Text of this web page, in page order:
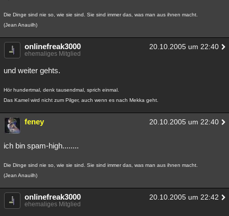
Die Dinge sind nie so, wie sie sind. Sie sind immer das, was man aus ihnen macht.
(Jean Anauilh)
onlinefreak3000 20.10.2005 um 22:40
ehemaliges Mitglied
und weiter gehts.
Hör hundertmal, denk tausendmal, sprich einmal.
Das Kamel wird nicht zum Pilger, auch wenn es nach Mekka geht.
feney 20.10.2005 um 22:40
ich bin spam-high........
Die Dinge sind nie so, wie sie sind. Sie sind immer das, was man aus ihnen macht.
(Jean Anauilh)
onlinefreak3000 20.10.2005 um 22:42
ehemaliges Mitglied